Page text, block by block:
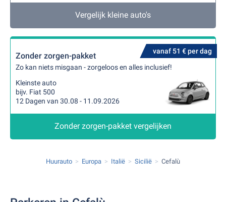
Vergelijk kleine auto's
vanaf 51 € per dag
Zonder zorgen-pakket
Zo kan niets misgaan - zorgeloos en alles inclusief!
Kleinste auto
bijv. Fiat 500
12 Dagen van 30.08 - 11.09.2026
Zonder zorgen-pakket vergelijken
Huurauto Europa Italië Sicilië Cefalù